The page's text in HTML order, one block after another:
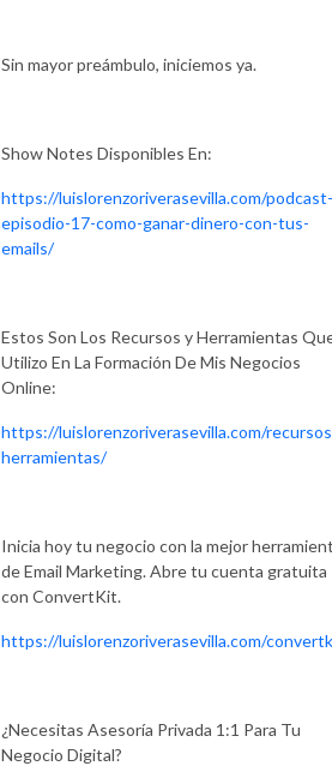
Sin mayor preámbulo, iniciemos ya.
Show Notes Disponibles En:
https://luislorenzoriverasevilla.com/podcast-
episodio-17-como-ganar-dinero-con-tus-
emails/
Estos Son Los Recursos y Herramientas
Utilizo En La Formación De Mis Negocios
Online:
https://luislorenzoriverasevilla.com/
herramientas/
Inicia hoy tu negocio con la mejor
de Email Marketing. Abre tu cuenta gratuita
con ConvertKit.
https://luislorenzoriverasevilla.com/
¿Necesitas Asesoría Privada 1:1 Para Tu
Negocio Digital?